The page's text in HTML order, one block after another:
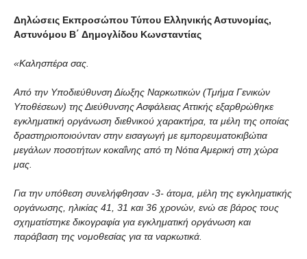
Δηλώσεις Εκπροσώπου Τύπου Ελληνικής Αστυνομίας,
Αστυνόμου Β΄ Δημογλίδου Κωνσταντίας
«Καλησπέρα σας.
Από την Υποδιεύθυνση Δίωξης Ναρκωτικών (Τμήμα Γενικών
Υποθέσεων) της Διεύθυνσης Ασφάλειας Αττικής εξαρθρώθηκε
εγκληματική οργάνωση διεθνικού χαρακτήρα, τα μέλη της οποίας
δραστηριοποιούνταν στην εισαγωγή με εμπορευματοκιβώτια
μεγάλων ποσοτήτων κοκαΐνης από τη Νότια Αμερική στη χώρα
μας.
Για την υπόθεση συνελήφθησαν -3- άτομα, μέλη της εγκληματικής
οργάνωσης, ηλικίας 41, 31 και 36 χρονών, ενώ σε βάρος τους
σχηματίστηκε δικογραφία για εγκληματική οργάνωση και
παράβαση της νομοθεσίας για τα ναρκωτικά.